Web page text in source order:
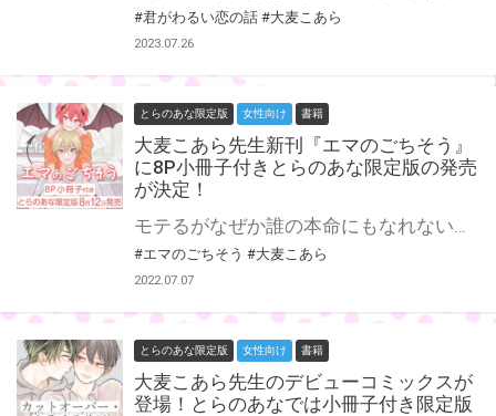
#君がわるい恋の話 #大麦こあら
2023.07.26
とらのあな限定版 女性向け 書籍
大麦こあら先生新刊『エマのごちそう』
に8P小冊子付きとらのあな限定版の発売
が決定！
#エマのごちそう #大麦こあら
2022.07.07
とらのあな限定版 女性向け 書籍
大麦こあら先生のデビューコミックスが
登場！とらのあなでは小冊子付き限定版